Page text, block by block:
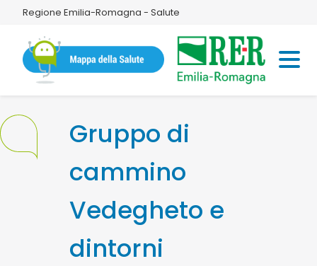
Regione Emilia-Romagna - Salute
Gruppo di
cammino
Vedegheto e
dintorni